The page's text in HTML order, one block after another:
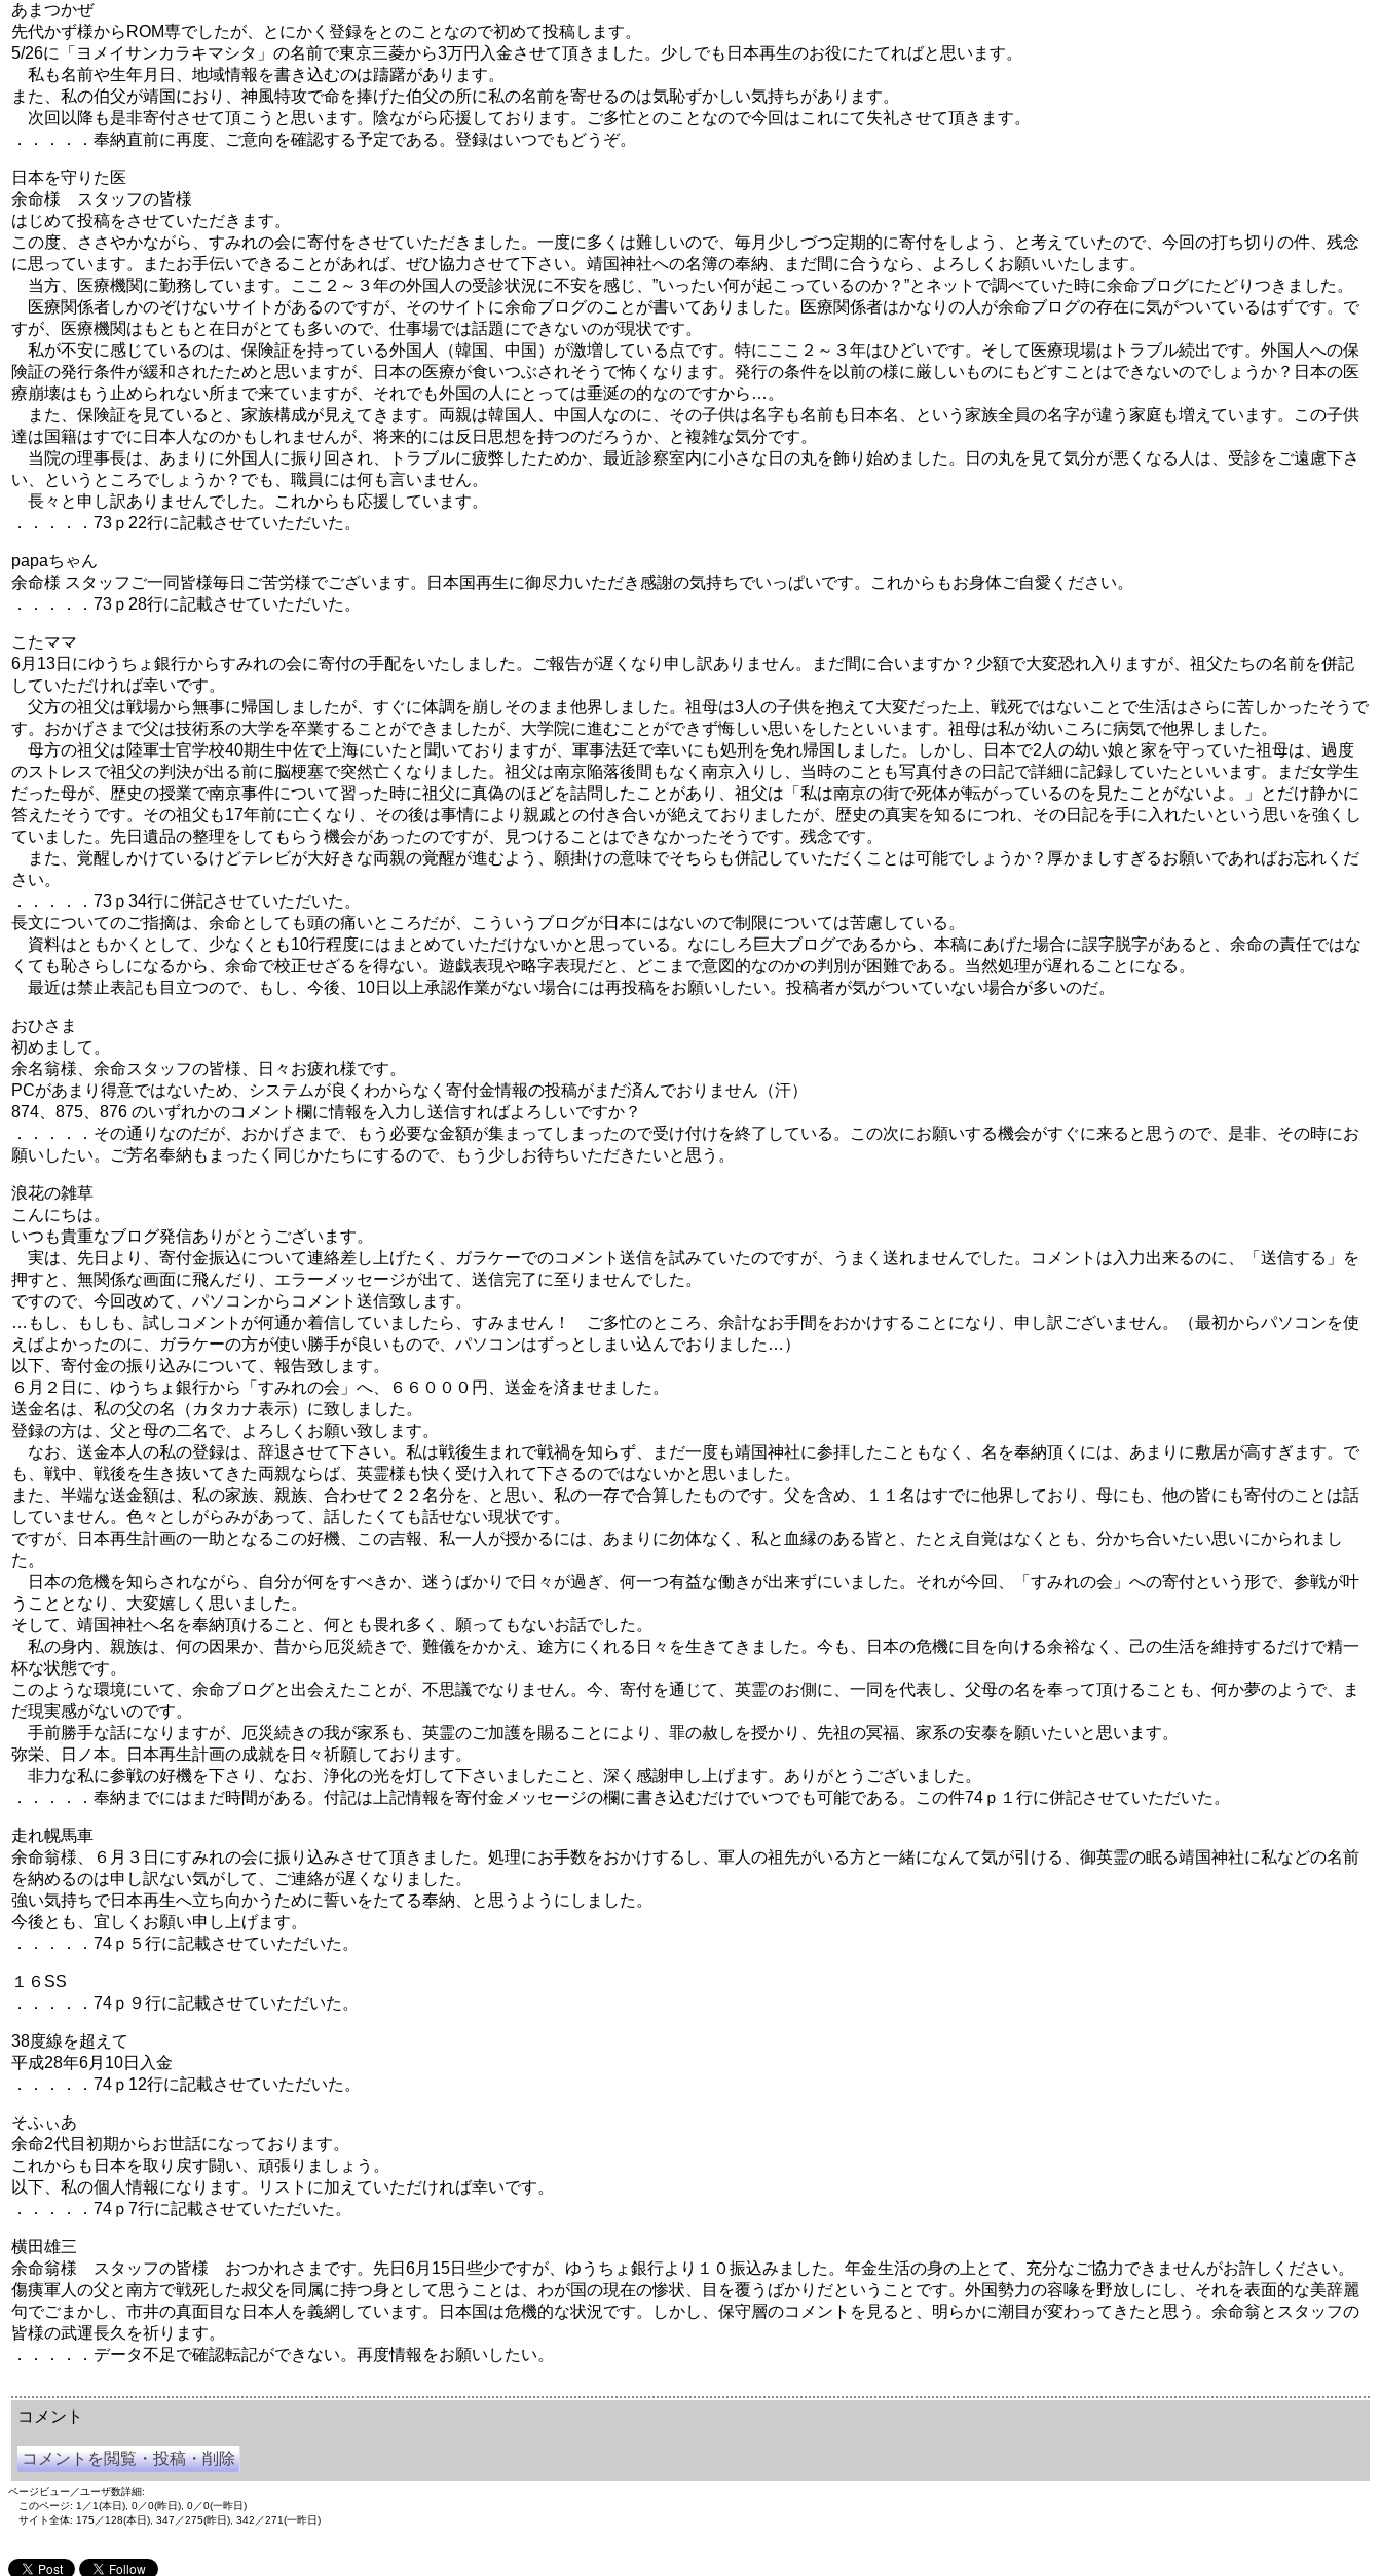
あまつかぜ
先代かず様からROM専でしたが、とにかく登録をとのことなので初めて投稿します。
5/26に「ヨメイサンカラキマシタ」の名前で東京三菱から3万円入金させて頂きました。少しでも日本再生のお役にたてればと思います。
私も名前や生年月日、地域情報を書き込むのは躊躇があります。
また、私の伯父が靖国におり、神風特攻で命を捧げた伯父の所に私の名前を寄せるのは気恥ずかしい気持ちがあります。
次回以降も是非寄付させて頂こうと思います。陰ながら応援しております。ご多忙とのことなので今回はこれにて失礼させて頂きます。
．．．．．奉納直前に再度、ご意向を確認する予定である。登録はいつでもどうぞ。
日本を守りた医
余命様 スタッフの皆様
はじめて投稿をさせていただきます。
この度、ささやかながら、すみれの会に寄付をさせていただきました。一度に多くは難しいので、毎月少しづつ定期的に寄付をしよう、と考えていたので、今回の打ち切りの件、残念
に思っています。またお手伝いできることがあれば、ぜひ協力させて下さい。靖国神社への名簿の奉納、まだ間に合うなら、よろしくお願いいたします。
当方、医療機関に勤務しています。ここ２～３年の外国人の受診状況に不安を感じ、”いったい何が起こっているのか？”とネットで調べていた時に余命ブログにたどりつきました。
医療関係者しかのぞけないサイトがあるのですが、そのサイトに余命ブログのことが書いてありました。医療関係者はかなりの人が余命ブログの存在に気がついているはずです。で
すが、医療機関はもともと在日がとても多いので、仕事場では話題にできないのが現状です。
私が不安に感じているのは、保険証を持っている外国人（韓国、中国）が激増している点です。特にここ２～３年はひどいです。そして医療現場はトラブル続出です。外国人への保
険証の発行条件が緩和されたためと思いますが、日本の医療が食いつぶされそうで怖くなります。発行の条件を以前の様に厳しいものにもどすことはできないのでしょうか？日本の医
療崩壊はもう止められない所まで来ていますが、それでも外国の人にとっては垂涎の的なのですから…。
また、保険証を見ていると、家族構成が見えてきます。両親は韓国人、中国人なのに、その子供は名字も名前も日本名、という家族全員の名字が違う家庭も増えています。この子供
達は国籍はすでに日本人なのかもしれませんが、将来的には反日思想を持つのだろうか、と複雑な気分です。
当院の理事長は、あまりに外国人に振り回され、トラブルに疲弊したためか、最近診察室内に小さな日の丸を飾り始めました。日の丸を見て気分が悪くなる人は、受診をご遠慮下さ
い、というところでしょうか？でも、職員には何も言いません。
長々と申し訳ありませんでした。これからも応援しています。
．．．．．73ｐ22行に記載させていただいた。
papaちゃん
余命様 スタッフご一同皆様毎日ご苦労様でございます。日本国再生に御尽力いただき感謝の気持ちでいっぱいです。これからもお身体ご自愛ください。
．．．．．73ｐ28行に記載させていただいた。
こたママ
6月13日にゆうちょ銀行からすみれの会に寄付の手配をいたしました。ご報告が遅くなり申し訳ありません。まだ間に合いますか？少額で大変恐れ入りますが、祖父たちの名前を併記
していただければ幸いです。
父方の祖父は戦場から無事に帰国しましたが、すぐに体調を崩しそのまま他界しました。祖母は3人の子供を抱えて大変だった上、戦死ではないことで生活はさらに苦しかったそうで
す。おかげさまで父は技術系の大学を卒業することができましたが、大学院に進むことができず悔しい思いをしたといいます。祖母は私が幼いころに病気で他界しました。
母方の祖父は陸軍士官学校40期生中佐で上海にいたと聞いておりますが、軍事法廷で幸いにも処刑を免れ帰国しました。しかし、日本で2人の幼い娘と家を守っていた祖母は、過度
のストレスで祖父の判決が出る前に脳梗塞で突然亡くなりました。祖父は南京陥落後間もなく南京入りし、当時のことも写真付きの日記で詳細に記録していたといいます。まだ女学生
だった母が、歴史の授業で南京事件について習った時に祖父に真偽のほどを詰問したことがあり、祖父は「私は南京の街で死体が転がっているのを見たことがないよ。」とだけ静かに
答えたそうです。その祖父も17年前に亡くなり、その後は事情により親戚との付き合いが絶えておりましたが、歴史の真実を知るにつれ、その日記を手に入れたいという思いを強くし
ていました。先日遺品の整理をしてもらう機会があったのですが、見つけることはできなかったそうです。残念です。
また、覚醒しかけているけどテレビが大好きな両親の覚醒が進むよう、願掛けの意味でそちらも併記していただくことは可能でしょうか？厚かましすぎるお願いであればお忘れくだ
さい。
．．．．．73ｐ34行に併記させていただいた。
長文についてのご指摘は、余命としても頭の痛いところだが、こういうブログが日本にはないので制限については苦慮している。
資料はともかくとして、少なくとも10行程度にはまとめていただけないかと思っている。なにしろ巨大ブログであるから、本稿にあげた場合に誤字脱字があると、余命の責任ではな
くても恥さらしになるから、余命で校正せざるを得ない。遊戯表現や略字表現だと、どこまで意図的なのかの判別が困難である。当然処理が遅れることになる。
最近は禁止表記も目立つので、もし、今後、10日以上承認作業がない場合には再投稿をお願いしたい。投稿者が気がついていない場合が多いのだ。
おひさま
初めまして。
余名翁様、余命スタッフの皆様、日々お疲れ様です。
PCがあまり得意ではないため、システムが良くわからなく寄付金情報の投稿がまだ済んでおりません（汗）
874、875、876 のいずれかのコメント欄に情報を入力し送信すればよろしいですか？
．．．．．その通りなのだが、おかげさまで、もう必要な金額が集まってしまったので受け付けを終了している。この次にお願いする機会がすぐに来ると思うので、是非、その時にお
願いしたい。ご芳名奉納もまったく同じかたちにするので、もう少しお待ちいただきたいと思う。
浪花の雑草
こんにちは。
いつも貴重なブログ発信ありがとうございます。
実は、先日より、寄付金振込について連絡差し上げたく、ガラケーでのコメント送信を試みていたのですが、うまく送れませんでした。コメントは入力出来るのに、「送信する」を
押すと、無関係な画面に飛んだり、エラーメッセージが出て、送信完了に至りませんでした。
ですので、今回改めて、パソコンからコメント送信致します。
…もし、もしも、試しコメントが何通か着信していましたら、すみません！ ご多忙のところ、余計なお手間をおかけすることになり、申し訳ございません。（最初からパソコンを使
えばよかったのに、ガラケーの方が使い勝手が良いもので、パソコンはずっとしまい込んでおりました…）
以下、寄付金の振り込みについて、報告致します。
６月２日に、ゆうちょ銀行から「すみれの会」へ、６６０００円、送金を済ませました。
送金名は、私の父の名（カタカナ表示）に致しました。
登録の方は、父と母の二名で、よろしくお願い致します。
なお、送金本人の私の登録は、辞退させて下さい。私は戦後生まれで戦禍を知らず、まだ一度も靖国神社に参拝したこともなく、名を奉納頂くには、あまりに敷居が高すぎます。で
も、戦中、戦後を生き抜いてきた両親ならば、英霊様も快く受け入れて下さるのではないかと思いました。
また、半端な送金額は、私の家族、親族、合わせて２２名分を、と思い、私の一存で合算したものです。父を含め、１１名はすでに他界しており、母にも、他の皆にも寄付のことは話
していません。色々としがらみがあって、話したくても話せない現状です。
ですが、日本再生計画の一助となるこの好機、この吉報、私一人が授かるには、あまりに勿体なく、私と血縁のある皆と、たとえ自覚はなくとも、分かち合いたい思いにかられまし
た。
日本の危機を知らされながら、自分が何をすべきか、迷うばかりで日々が過ぎ、何一つ有益な働きが出来ずにいました。それが今回、「すみれの会」への寄付という形で、参戦が叶
うこととなり、大変嬉しく思いました。
そして、靖国神社へ名を奉納頂けること、何とも畏れ多く、願ってもないお話でした。
私の身内、親族は、何の因果か、昔から厄災続きで、難儀をかかえ、途方にくれる日々を生きてきました。今も、日本の危機に目を向ける余裕なく、己の生活を維持するだけで精一
杯な状態です。
このような環境にいて、余命ブログと出会えたことが、不思議でなりません。今、寄付を通じて、英霊のお側に、一同を代表し、父母の名を奉って頂けることも、何か夢のようで、ま
だ現実感がないのです。
手前勝手な話になりますが、厄災続きの我が家系も、英霊のご加護を賜ることにより、罪の赦しを授かり、先祖の冥福、家系の安泰を願いたいと思います。
弥栄、日ノ本。日本再生計画の成就を日々祈願しております。
非力な私に参戦の好機を下さり、なお、浄化の光を灯して下さいましたこと、深く感謝申し上げます。ありがとうございました。
．．．．．奉納までにはまだ時間がある。付記は上記情報を寄付金メッセージの欄に書き込むだけでいつでも可能である。この件74ｐ１行に併記させていただいた。
走れ幌馬車
余命翁様、６月３日にすみれの会に振り込みさせて頂きました。処理にお手数をおかけするし、軍人の祖先がいる方と一緒になんて気が引ける、御英霊の眠る靖国神社に私などの名前
を納めるのは申し訳ない気がして、ご連絡が遅くなりました。
強い気持ちで日本再生へ立ち向かうために誓いをたてる奉納、と思うようにしました。
今後とも、宜しくお願い申し上げます。
．．．．．74ｐ５行に記載させていただいた。
１６SS
．．．．．74ｐ９行に記載させていただいた。
38度線を超えて
平成28年6月10日入金
．．．．．74ｐ12行に記載させていただいた。
そふぃあ
余命2代目初期からお世話になっております。
これからも日本を取り戻す闘い、頑張りましょう。
以下、私の個人情報になります。リストに加えていただければ幸いです。
．．．．．74ｐ7行に記載させていただいた。
横田雄三
余命翁様 スタッフの皆様 おつかれさまです。先日6月15日些少ですが、ゆうちょ銀行より１０振込みました。年金生活の身の上とて、充分なご協力できませんがお許しください。
傷痍軍人の父と南方で戦死した叔父を同属に持つ身として思うことは、わが国の現在の惨状、目を覆うばかりだということです。外国勢力の容喙を野放しにし、それを表面的な美辞麗
句でごまかし、市井の真面目な日本人を義網しています。日本国は危機的な状況です。しかし、保守層のコメントを見ると、明らかに潮目が変わってきたと思う。余命翁とスタッフの
皆様の武運長久を祈ります。
．．．．．データ不足で確認転記ができない。再度情報をお願いしたい。
コメント
コメントを閲覧・投稿・削除
ページビュー／ユーザ数詳細:
このページ: 1／1(本日), 0／0(昨日), 0／0(一昨日)
サイト全体: 175／128(本日), 347／275(昨日), 342／271(一昨日)